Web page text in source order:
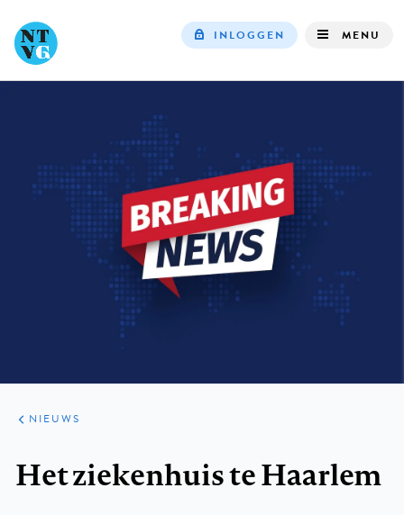
INLOGGEN MENU
ARTIKELEN
HET
KORT
NIEUWS
Het ziekenhuis te Haarlem